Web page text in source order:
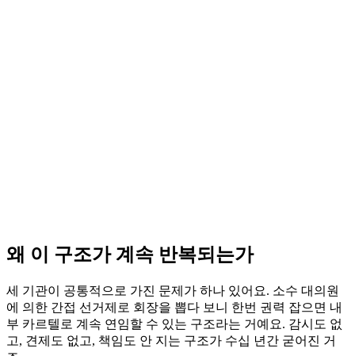
왜 이 구조가 계속 반복되는가
세 기관이 공통적으로 가진 문제가 하나 있어요. 소수 대의원
에 의한 간접 선거제로 회장을 뽑다 보니 한번 권력 잡으면 내
부 카르텔로 계속 연임할 수 있는 구조라는 거예요. 감시도 없
고, 견제도 없고, 책임도 안 지는 구조가 수십 년간 굳어진 거